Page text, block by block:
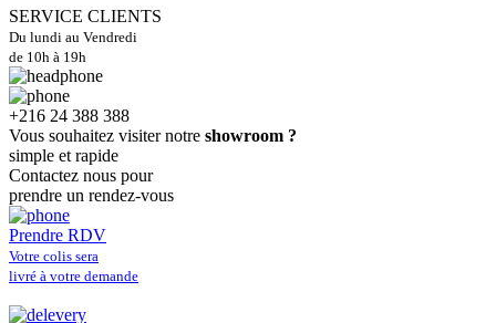
SERVICE CLIENTS
Du lundi au Vendredi
de 10h à 19h
+216 24 388 388
Vous souhaitez visiter notre showroom ?
simple et rapide
Contactez nous pour
prendre un rendez-vous
Prendre RDV
Votre colis sera
livré à votre demande